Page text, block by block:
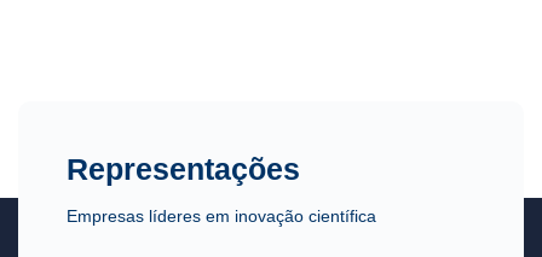
Representações
Empresas líderes em inovação científica